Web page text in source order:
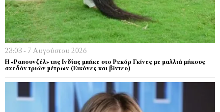
23:03 - 7 Αυγούστου 2026
Η «Ραπουνζέλ» της Ινδίας μπήκε στο Ρεκόρ Γκίνες με μαλλιά μήκους
σχεδόν τριών μέτρων (Εικόνες και βίντεο)